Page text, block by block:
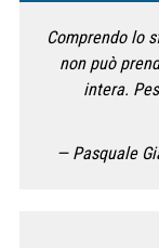
Comprendo lo
non può
intera.
— Pasquale